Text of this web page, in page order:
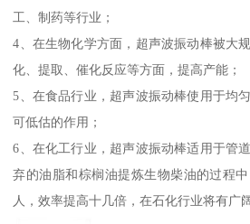
工、制药等行业；
4、在生物化学方面，超声波振动棒被大
化、提取、催化反应等方面，提高产能；
5、在食品行业，超声波振动棒使用于均
可低估的作用；
6、在化工行业，超声波振动棒适用于管
弃的油脂和棕榈油提炼生物柴油的过程
人，效率提高十几倍，在石化行业将有广